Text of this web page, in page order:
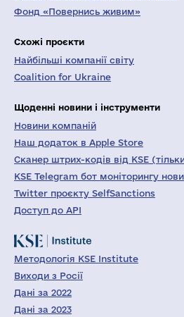
Фонд «Повернись живим»
Схожі проєкти
Найбільші компанії світу
Coalition for Ukraine
Щоденні новини і інструменти
Новини компаній
Наш додаток в Apple Store
Сканер штрих-кодів від KSE
KSE Telegram бот моніторингу
Twitter проєкту SelfSanctions
Доступ до API
Методологія KSE Institute
Виходи з Росії
Дані за 2022
Дані за 2023